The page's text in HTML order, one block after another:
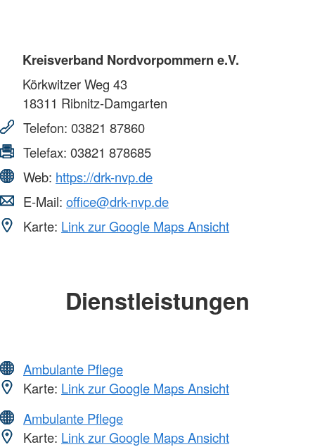
Kreisverband Nordvorpommern e.V.
Körkwitzer Weg 43
18311 Ribnitz-Damgarten
Telefon: 03821 87860
Telefax: 03821 878685
Web: https://drk-nvp.de
E-Mail: office@drk-nvp.de
Karte: Link zur Google Maps Ansicht
Dienstleistungen
Ambulante Pflege
Karte: Link zur Google Maps Ansicht
Ambulante Pflege
Karte: Link zur Google Maps Ansicht